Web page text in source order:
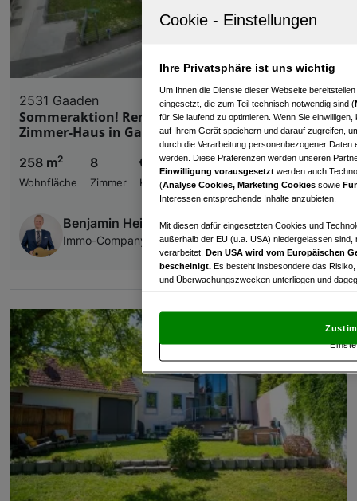
2531 Gaaden
Sommeraktion! Renovierungsbedürftiges 8-
Zimmer-Haus in Gaaden zu verkaufen!
258 m2
Wohnfläche
8
Zimmer
€ 449.000,00
Kaufpreis
Benjamin Heidegger
Immo-Company Haas & Urban Immobilien GmbH
Ihre Privatsphäre ist uns wichtig
Um Ihnen die Dienste dieser Webseite
eingesetzt, die zum Teil technisch notwendig sind (
für Sie laufend zu optimieren. Wenn Sie
auf Ihrem Gerät speichern und darauf zugreifen,
durch die Verarbeitung personenbezogener
werden. Diese Präferenzen werden unseren
Einwilligung vorausgesetzt werden auch
(Analyse Cookies, Marketing Cookies sowie
Interessen entsprechende Inhalte anzubieten.
Mit diesen dafür eingesetzten Cookies und
außerhalb der EU (u.a. USA) niedergelassen
verarbeitet. Den USA wird vom Europäischen
bescheinigt. Es besteht insbesondere das
und Überwachungszwecken unterliegen und
und Widerspruch gegen die Verarbeitung auf der
„Cookie Einstellungen“, die sich auf jeder Seite
Wir und unsere Partner
Verwendung genauer Standortdaten.
Zugriff auf Informationen auf einem Endgerät.
und der Performance von Inhalten,
Liste der Partner (Lieferanten)